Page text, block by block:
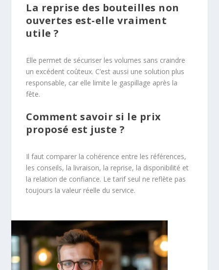
La reprise des bouteilles non
ouvertes est-elle vraiment
utile ?
Elle permet de sécuriser les volumes sans craindre
un excédent coûteux. C’est aussi une solution plus
responsable, car elle limite le gaspillage après la
fête.
Comment savoir si le prix
proposé est juste ?
Il faut comparer la cohérence entre les références,
les conseils, la livraison, la reprise, la disponibilité et
la relation de confiance. Le tarif seul ne reflète pas
toujours la valeur réelle du service.